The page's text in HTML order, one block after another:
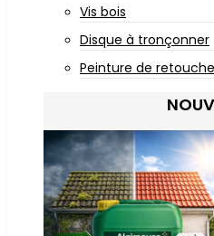
Vis bois
Disque à tronçonner
Peinture de retouche